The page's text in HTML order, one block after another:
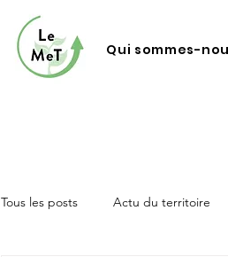
Qui sommes-
Tous les posts Actu du territoire